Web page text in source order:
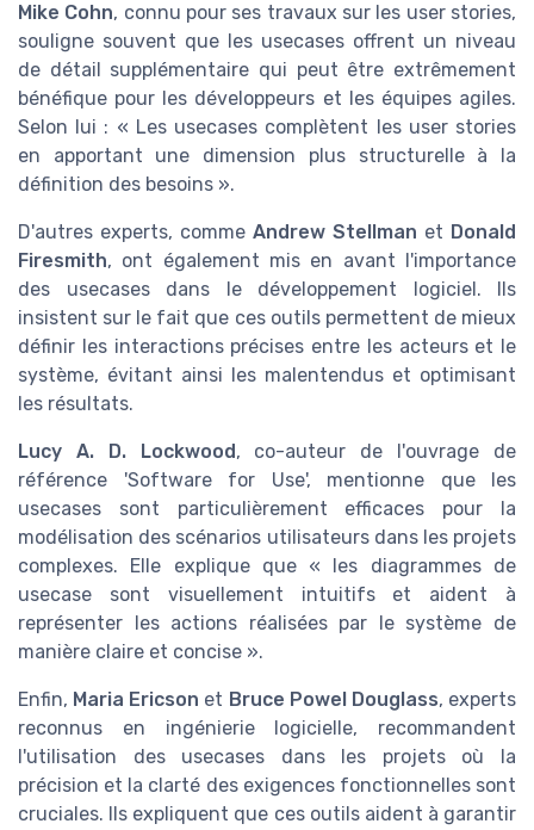
Mike Cohn, connu pour ses travaux sur les user stories,
souligne souvent que les usecases offrent un niveau
de détail supplémentaire qui peut être extrêmement
bénéfique pour les développeurs et les équipes agiles.
Selon lui : « Les usecases complètent les user stories
en apportant une dimension plus structurelle à la
définition des besoins ».
D'autres experts, comme Andrew Stellman et Donald
Firesmith, ont également mis en avant l'importance
des usecases dans le développement logiciel. Ils
insistent sur le fait que ces outils permettent de mieux
définir les interactions précises entre les acteurs et le
système, évitant ainsi les malentendus et optimisant
les résultats.
Lucy A. D. Lockwood, co-auteur de l'ouvrage de
référence 'Software for Use', mentionne que les
usecases sont particulièrement efficaces pour la
modélisation des scénarios utilisateurs dans les projets
complexes. Elle explique que « les diagrammes de
usecase sont visuellement intuitifs et aident à
représenter les actions réalisées par le système de
manière claire et concise ».
Enfin, Maria Ericson et Bruce Powel Douglass, experts
reconnus en ingénierie logicielle, recommandent
l'utilisation des usecases dans les projets où la
précision et la clarté des exigences fonctionnelles sont
cruciales. Ils expliquent que ces outils aident à garantir